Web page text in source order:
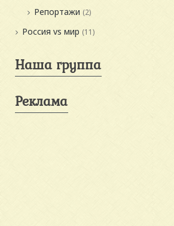
Репортажи (2)
Россия vs мир (11)
Наша группа
Реклама